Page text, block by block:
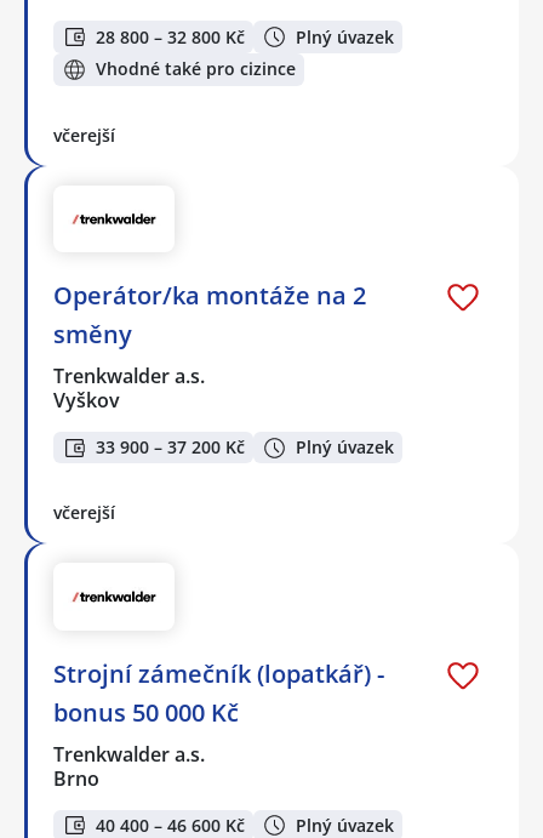
28 800 – 32 800 Kč
Plný úvazek
Vhodné také pro cizince
včerejší
Operátor/ka montáže na 2
směny
Trenkwalder a.s.
Vyškov
33 900 – 37 200 Kč Plný úvazek
včerejší
Strojní zámečník (lopatkář) -
bonus 50 000 Kč
Trenkwalder a.s.
Brno
40 400 – 46 600 Kč Plný úvazek